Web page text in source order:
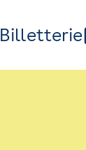
Billetterie